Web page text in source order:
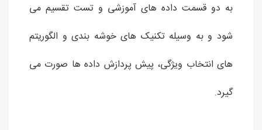
به دو قسمت داده های آموزشی و تست تقسیم می
شود و به وسیله تکنیک های خوشه بندی و الگوریتم
های انتخاب ویژگی، پیش پردازش داده ها صورت می
گیرد.